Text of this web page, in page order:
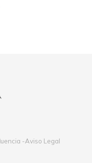
-Aviso Legal